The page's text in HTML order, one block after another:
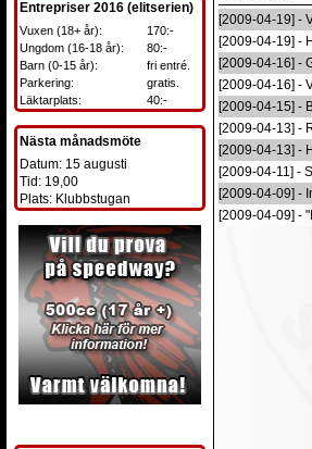
Entrepriser 2016 (elitserien)
Vuxen (18+ år):
170:-
Ungdom (16-18 år):
80:-
Barn (0-15 år):
fri entré.
Parkering:
gratis.
Läktarplats:
40:-
Nästa månadsmöte
Datum: 15 augusti
Tid: 19,00
Plats: Klubbstugan
[2009-04-19] -
[2009-04-19] -
[2009-04-16] -
[2009-04-16] -
[2009-04-15] -
[2009-04-13] -
[2009-04-13] -
[2009-04-11] -
[2009-04-09] -
[2009-04-09] -